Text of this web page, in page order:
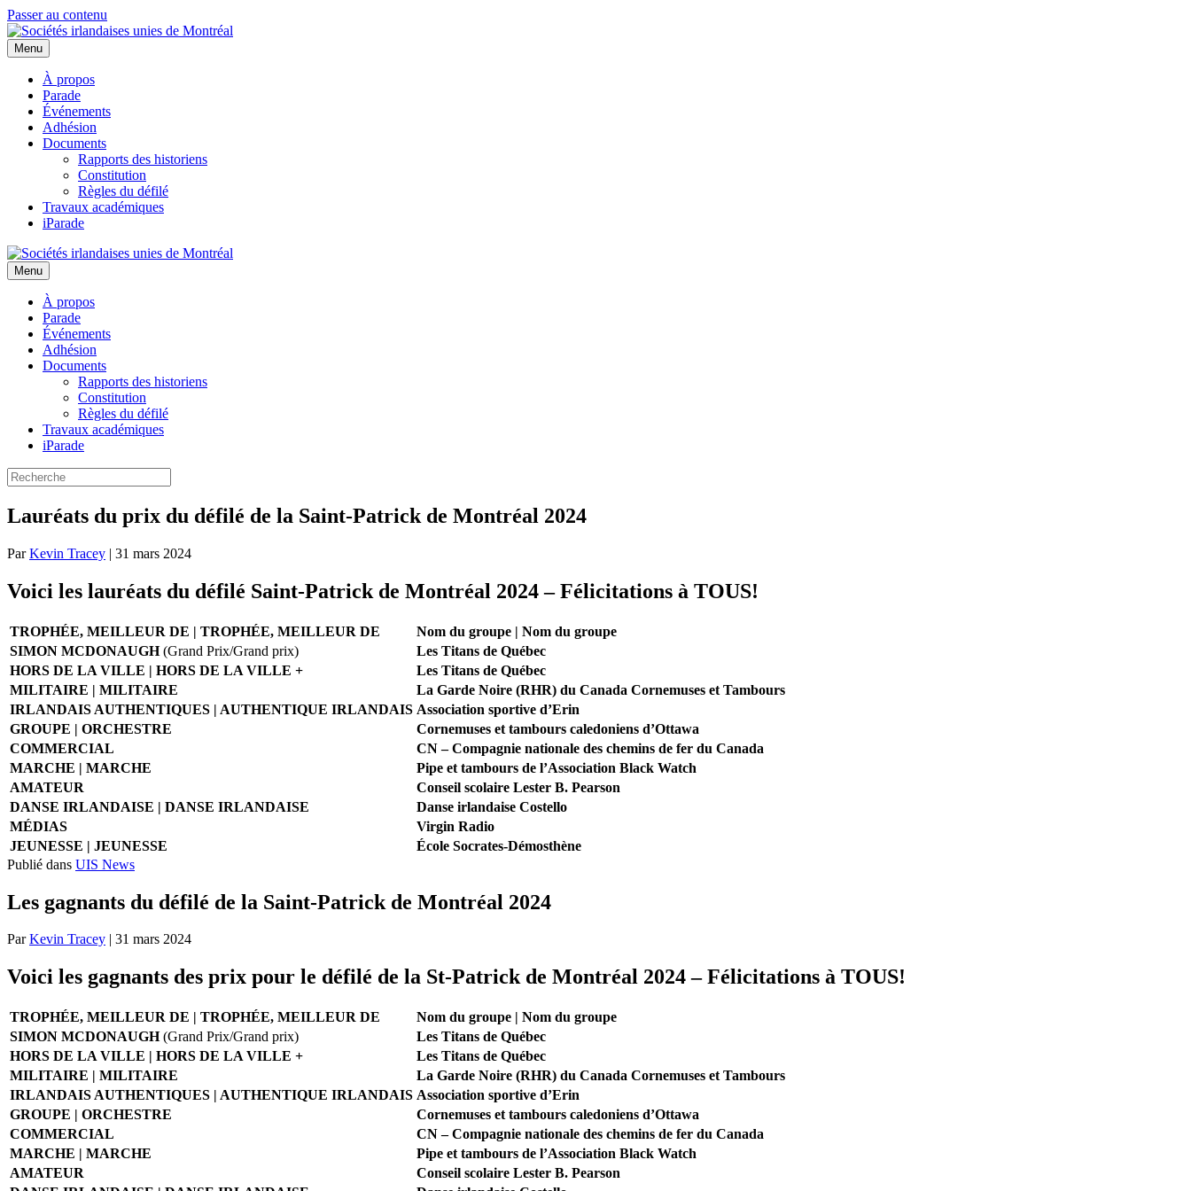
Passer au contenu
Menu
À propos
Parade
Événements
Adhésion
Documents
Rapports des historiens
Constitution
Règles du défilé
Travaux académiques
iParade
Menu
À propos
Parade
Événements
Adhésion
Documents
Rapports des historiens
Constitution
Règles du défilé
Travaux académiques
iParade
Lauréats du prix du défilé de la Saint-Patrick de Montréal 2024
ParKevin Tracey | 31 mars 2024
Voici les lauréats du défilé Saint-Patrick de Montréal 2024 – Félicitations à TOUS!
TROPHÉE, MEILLEUR DE | TROPHÉE, MEILLEUR DE
Nom du groupe | Nom du groupe
SIMON MCDONAUGH(Grand Prix/Grand prix)
Les Titans de Québec
HORS DE LA VILLE | HORS DE LA VILLE +
Les Titans de Québec
MILITAIRE | MILITAIRE
La Garde Noire (RHR) du Canada Cornemuses et Tambours
IRLANDAIS AUTHENTIQUES | AUTHENTIQUE IRLANDAIS Association sportive d’Erin
GROUPE | ORCHESTRE
Cornemuses et tambours caledoniens d’Ottawa
COMMERCIAL
CN – Compagnie nationale des chemins de fer du Canada
MARCHE | MARCHE
Pipe et tambours de l’Association Black Watch
AMATEUR
Conseil scolaire Lester B. Pearson
DANSE IRLANDAISE | DANSE IRLANDAISE
Danse irlandaise Costello
MÉDIAS
Virgin Radio
JEUNESSE | JEUNESSE
École Socrates-Démosthène
Publié dans UIS News
Les gagnants du défilé de la Saint-Patrick de Montréal 2024
ParKevin Tracey | 31 mars 2024
Voici les gagnants des prix pour le défilé de la St-Patrick de Montréal 2024 – Félicitations à TOUS!
TROPHÉE, MEILLEUR DE | TROPHÉE, MEILLEUR DE
Nom du groupe | Nom du groupe
SIMON MCDONAUGH(Grand Prix/Grand prix)
Les Titans de Québec
HORS DE LA VILLE | HORS DE LA VILLE +
Les Titans de Québec
MILITAIRE | MILITAIRE
La Garde Noire (RHR) du Canada Cornemuses et Tambours
IRLANDAIS AUTHENTIQUES | AUTHENTIQUE IRLANDAIS Association sportive d’Erin
GROUPE | ORCHESTRE
Cornemuses et tambours caledoniens d’Ottawa
COMMERCIAL
CN – Compagnie nationale des chemins de fer du Canada
MARCHE | MARCHE
Pipe et tambours de l’Association Black Watch
AMATEUR
Conseil scolaire Lester B. Pearson